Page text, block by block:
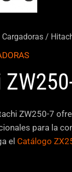
Cargadoras /
ZW250-7
para la
el Catálogo